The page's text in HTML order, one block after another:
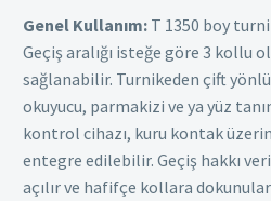
Genel Kullanım: T 1350 boy
Geçiş aralığı isteğe göre 3 kollu
sağlanabilir. Turnikeden çift
okuyucu, parmakizi ve ya yüz
kontrol cihazı, kuru kontak
entegre edilebilir. Geçiş hakkı
açılır ve hafifçe kollara